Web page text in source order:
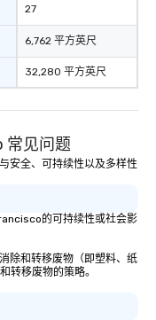
27
6,762 平方英尺
32,280 平方英尺
常见问题
安全、可持续性以及多样性
的可持续性或社会影
除和转移废物（即塑料、纸
转移废物的策略。